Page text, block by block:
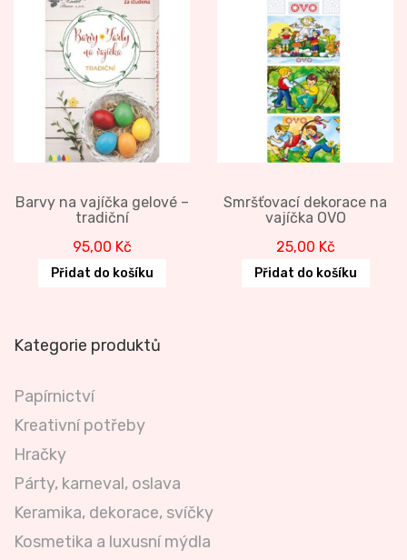
Barvy na vajíčka gelové –
tradiční
95,00 Kč
Přidat do košíku
Smršťovací dekorace na
vajíčka OVO
25,00 Kč
Přidat do košíku
Kategorie produktů
Papírnictví
Kreativní potřeby
Hračky
Párty, karneval, oslava
Keramika, dekorace, svíčky
Kosmetika a luxusní mýdla